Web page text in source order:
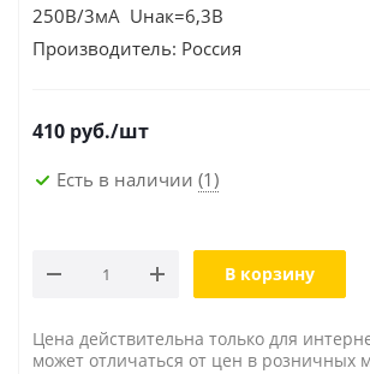
250В/3мА Uнак=6,3В
Производитель: Россия
410 руб./шт
Есть в наличии (1)
В корзину
Цена действительна только для
может отличаться от цен в розничных